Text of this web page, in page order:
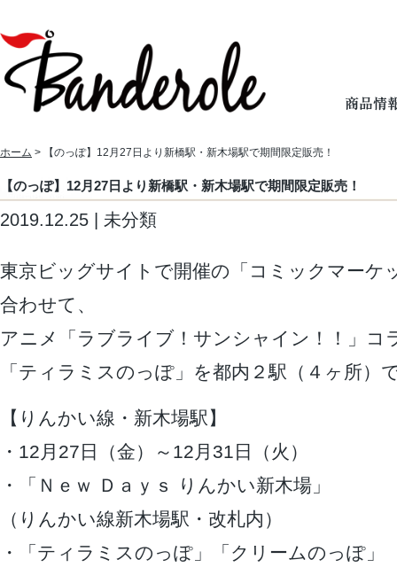
ホーム > 【のっぽ】12月27日より新橋駅・新木場駅で期間限定販売！
【のっぽ】12月27日より新橋駅・新木場駅で期間限定販売！
2019.12.25 | 未分類
東京ビッグサイトで開催の「コミックマーケ
合わせて、
アニメ「ラブライブ！サンシャイン！！」コ
「ティラミスのっぽ」を都内２駅（４ヶ所）
【りんかい線・新木場駅】
・12月27日（金）～12月31日（火）
・「Ｎｅｗ Ｄａｙｓ りんかい新木場」
（りんかい線新木場駅・改札内）
・「ティラミスのっぽ」「クリームのっぽ」